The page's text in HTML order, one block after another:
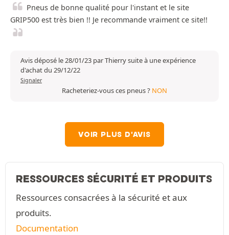
Pneus de bonne qualité pour l'instant et le site
GRIP500 est très bien !! Je recommande vraiment ce site!!
Avis déposé le 28/01/23 par Thierry suite à une expérience
d'achat du 29/12/22
Signaler
Racheteriez-vous ces pneus ? NON
VOIR PLUS D'AVIS
RESSOURCES SÉCURITÉ ET PRODUITS
Ressources consacrées à la sécurité et aux
produits.
Documentation